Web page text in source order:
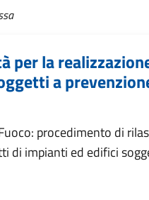
per la
a
procedimento di
di impianti ed edifici